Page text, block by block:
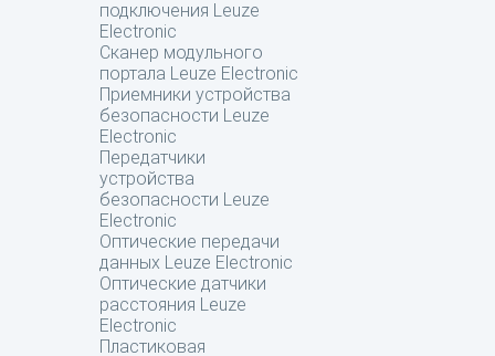
подключения Leuze
Electronic
Сканер модульного
портала Leuze Electronic
Приемники устройства
безопасности Leuze
Electronic
Передатчики
устройства
безопасности Leuze
Electronic
Оптические передачи
данных Leuze Electronic
Оптические датчики
расстояния Leuze
Electronic
Пластиковая